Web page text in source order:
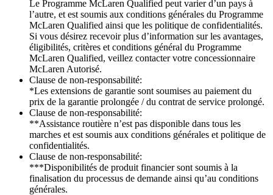
Le Programme McLaren Qualified peut varier d’un pays à
l’autre, et est soumis aux conditions générales du Programme
McLaren Qualified ainsi que les politique de confidentialités.
Si vous désirez recevoir plus d’information sur les avantages,
éligibilités, critères et conditions général du Programme
McLaren Qualified, veillez contacter votre concessionnaire
McLaren Autorisé.
Clause de non-responsabilité:
*Les extensions de garantie sont soumises au paiement du
prix de la garantie prolongée / du contrat de service prolongé.
Clause de non-responsabilité:
**Assistance routière n’est pas disponible dans tous les
marches et est soumis aux conditions générales et politique de
confidentialités.
Clause de non-responsabilité:
***Disponibilités de produit financier sont soumis à la
finalisation du processus de demande ainsi qu’au conditions
générales.